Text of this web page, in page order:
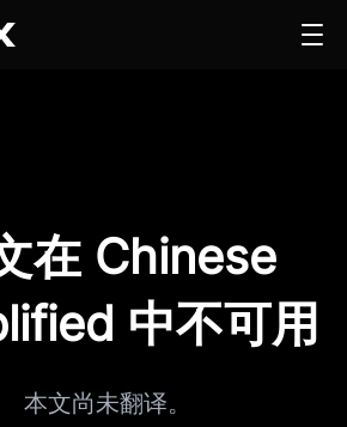
在 Chinese
中不可用
本文尚未翻译。